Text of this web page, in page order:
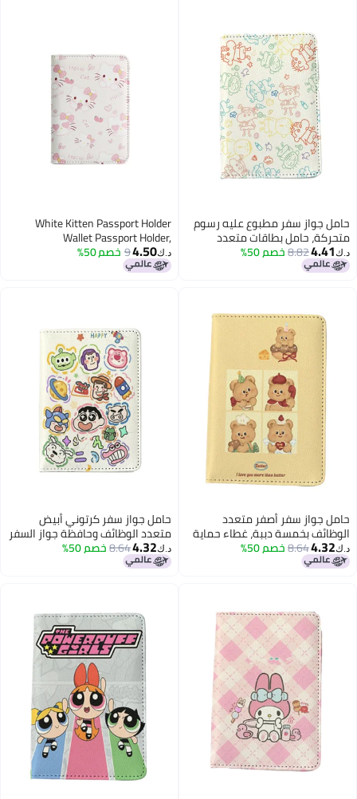
حامل جواز سفر مطبوع عليه رسوم
متحركة، حامل بطاقات متعدد
الوظائف، حقيبة حماية جواز السفر،
حقيبة تخزين بطاقات الهوية، حامل
إكسسوارات السفر
د.ك‏4.41
8.82خصم 50%
White Kitten Passport Holder
Wallet Passport Holder,
Multifunctional Girls Card Holder
Pu Leather Travel Document
د.ك‏4.50
9خصم 50%
حامل جواز سفر أصفر متعدد
الوظائف بخمسة دببة، غطاء حماية
جواز السفر، حامل بطاقة هوية
للأولاد والبنات من الجلد الصناعي،
د.ك‏4.32
8.64خصم 50%
حامل جواز سفر كرتوني أبيض
متعدد الوظائف وحافظة جواز السفر
وحقيبة تخزين الهوية وحامل بطاقات
للفتيات والأولاد وحامل بطاقة سفر
د.ك‏4.32
8.64خصم 50%